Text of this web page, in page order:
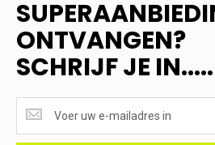
ONTVANGEN?
SCHRIJF JE IN.....
ONTVANGEN?
<br>SCHRIJF